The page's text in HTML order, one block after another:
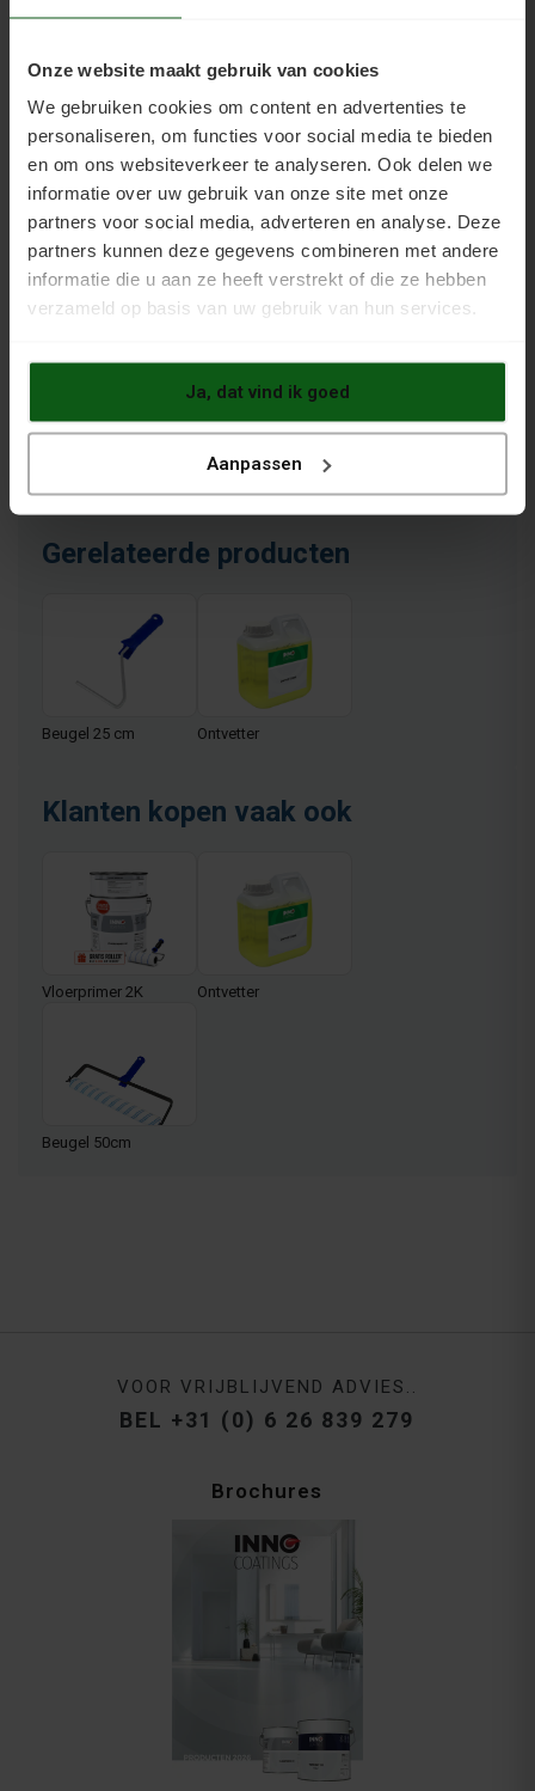
Onze website maakt gebruik van cookies
We gebruiken cookies om content en advertenties te
personaliseren, om functies voor social media te bieden
en om ons websiteverkeer te analyseren. Ook delen we
informatie over uw gebruik van onze site met onze
partners voor social media, adverteren en analyse. Deze
partners kunnen deze gegevens combineren met andere
informatie die u aan ze heeft verstrekt of die ze hebben
verzameld op basis van uw gebruik van hun services.
Ja, dat vind ik goed
Aanpassen
Download
Aanbieding
Service
Vloersoorten
Anhydrietvloer verven Bakstenenvloer verven
Betontegels verven
Cementvloer verven Egalinevloer verven
Vloertegels verven
Gerelateerde producten
Beugel 25 cm Ontvetter
Klanten kopen vaak ook
Vloerprimer 2K Ontvetter
Beugel 50cm
VOOR VRIJBLIJVEND ADVIES..
BEL +31 (0) 6 26 839 279
Brochures